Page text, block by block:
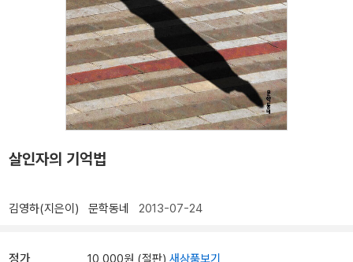
살인자의 기억법
김영하(지은이) 문학동네 2013-07-24
정가 10,000원 (절판) 새상품보기